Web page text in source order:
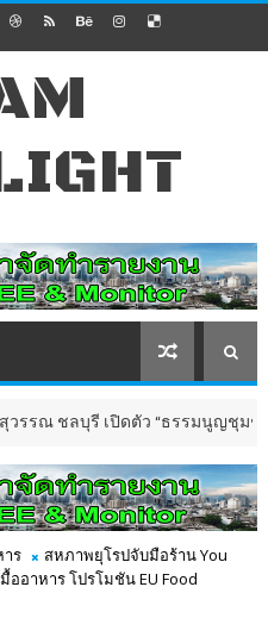
เปิดตัว “ธรรมนูญชุมชนตำบลวัดสุว
าร
สหภาพยุโรปจับมือร้าน You
ออาหาร โปรโมชัน EU Food